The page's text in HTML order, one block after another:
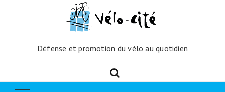
Défense et promotion du vélo au quotidien